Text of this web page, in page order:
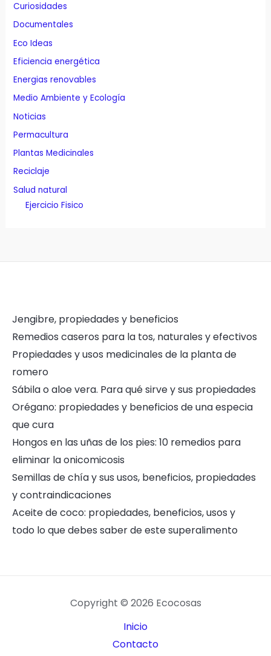
Curiosidades
Documentales
Eco Ideas
Eficiencia energética
Energias renovables
Medio Ambiente y Ecología
Noticias
Permacultura
Plantas Medicinales
Reciclaje
Salud natural
Ejercicio Fisico
Jengibre, propiedades y beneficios
Remedios caseros para la tos, naturales y efectivos
Propiedades y usos medicinales de la planta de
romero
Sábila o aloe vera. Para qué sirve y sus propiedades
Orégano: propiedades y beneficios de una especia
que cura
Hongos en las uñas de los pies: 10 remedios para
eliminar la onicomicosis
Semillas de chía y sus usos, beneficios, propiedades
y contraindicaciones
Aceite de coco: propiedades, beneficios, usos y
todo lo que debes saber de este superalimento
Copyright © 2026 Ecocosas
Inicio
Contacto